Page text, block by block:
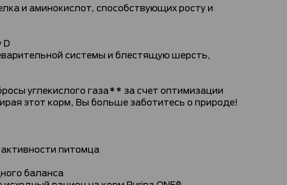
и аминокислот, способствующих росту и
D
системы и блестящую шерсть,
углекислого газа** за счет оптимизации
этот корм, Вы больше заботитесь о природе!
питомца
баланса